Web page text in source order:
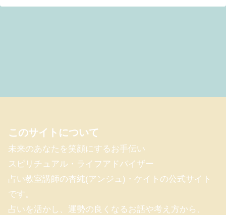
このサイトについて
未来のあなたを笑顔にするお手伝い
スピリチュアル・ライフアドバイザー
占い教室講師の杏純(アンジュ)・ケイトの公式サイト
です。
占いを活かし、運勢の良くなるお話や考え方から、